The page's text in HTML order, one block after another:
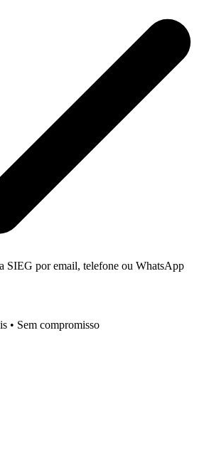
SIEG por email, telefone ou WhatsApp
• Sem compromisso